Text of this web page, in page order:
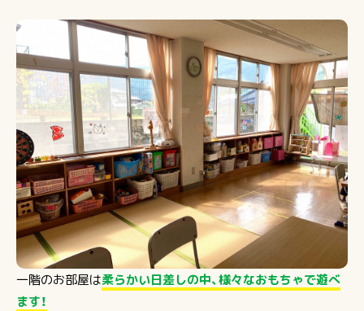
一階のお部屋は柔らかい日差しの中、様々なおもちゃで遊べ
ます！